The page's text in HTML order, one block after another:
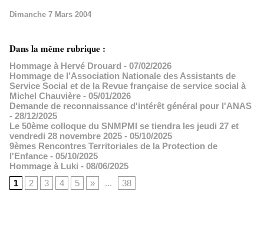
Dimanche 7 Mars 2004
Dans la même rubrique :
Hommage à Hervé Drouard - 07/02/2026
Hommage de l’Association Nationale des Assistants de
Service Social et de la Revue française de service social à
Michel Chauvière - 05/01/2026
Demande de reconnaissance d'intérêt général pour l'ANAS
- 28/12/2025
Le 50ème colloque du SNMPMI se tiendra les jeudi 27 et
vendredi 28 novembre 2025 - 05/10/2025
9èmes Rencontres Territoriales de la Protection de
l'Enfance - 05/10/2025
Hommage à Luki - 08/06/2025
1
2 3 4 5 » ... 38